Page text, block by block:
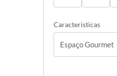
Características